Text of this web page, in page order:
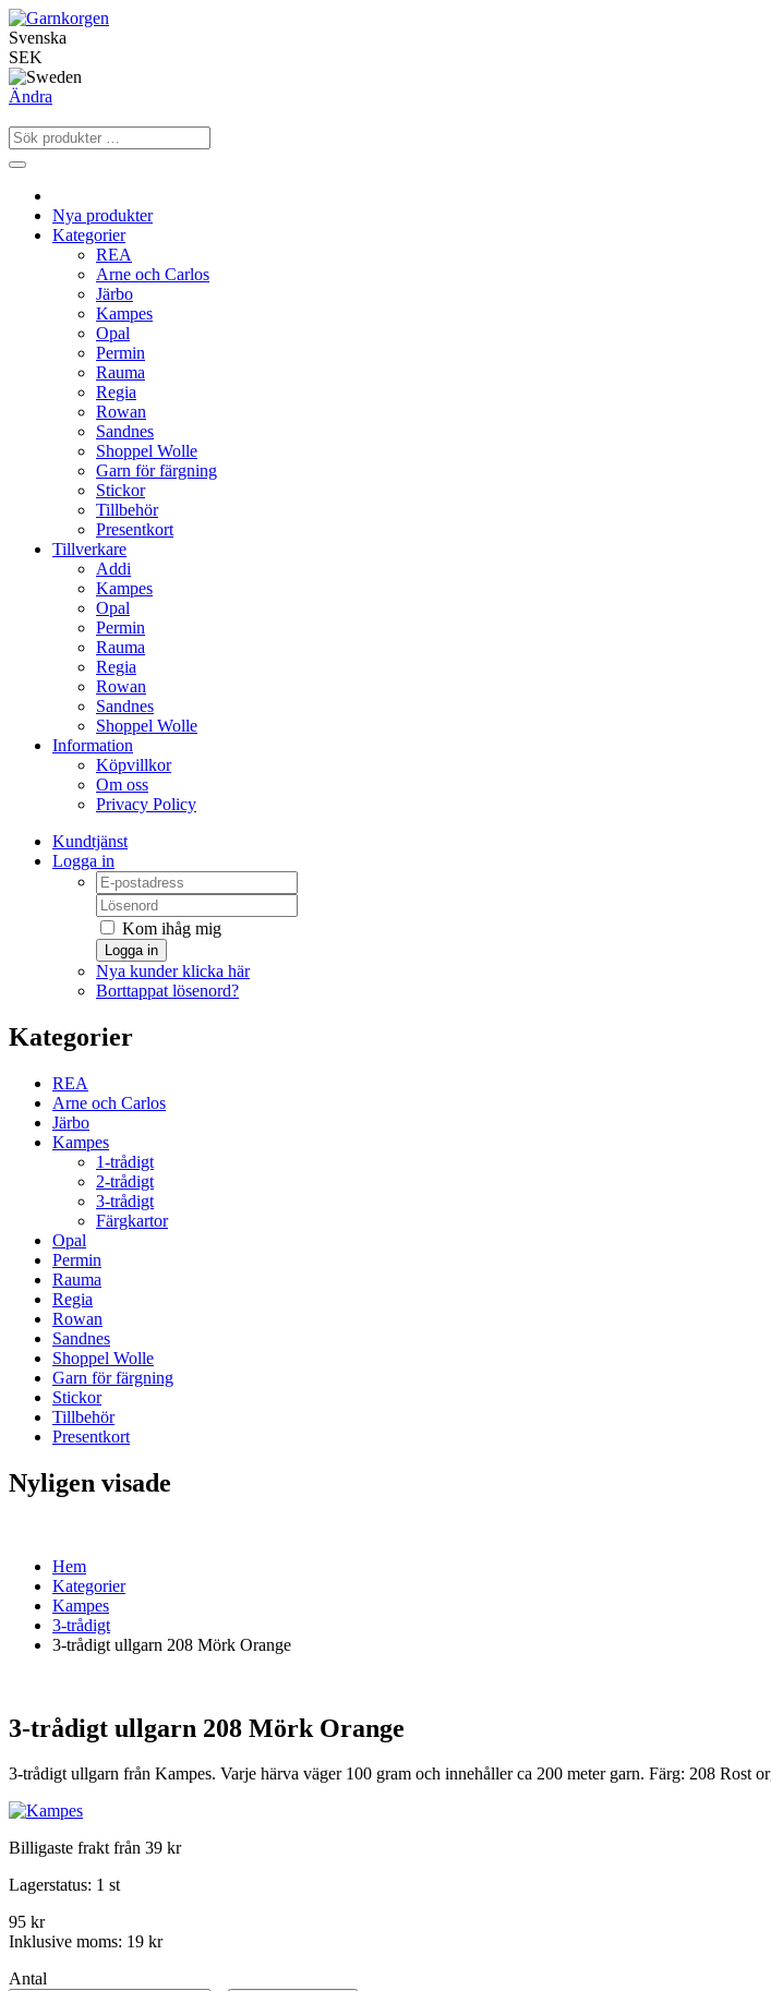
Svenska
SEK
Ändra
Nya produkter
Kategorier
REA
Arne och Carlos
Järbo
Kampes
Opal
Permin
Rauma
Regia
Rowan
Sandnes
Shoppel Wolle
Garn för färgning
Stickor
Tillbehör
Presentkort
Tillverkare
Addi
Kampes
Opal
Permin
Rauma
Regia
Rowan
Sandnes
Shoppel Wolle
Information
Köpvillkor
Om oss
Privacy Policy
Kundtjänst
Logga in
Kom ihåg mig
Logga in
Nya kunder klicka här
Borttappat lösenord?
Kategorier
REA
Arne och Carlos
Järbo
Kampes
1-trådigt
2-trådigt
3-trådigt
Färgkartor
Opal
Permin
Rauma
Regia
Rowan
Sandnes
Shoppel Wolle
Garn för färgning
Stickor
Tillbehör
Presentkort
Nyligen visade
Hem
Kategorier
Kampes
3-trådigt
3-trådigt ullgarn 208 Mörk Orange
3-trådigt ullgarn 208 Mörk Orange
3-trådigt ullgarn från Kampes. Varje härva väger 100 gram och innehåller ca 200 meter garn. Färg: 208
Billigaste frakt från 39 kr
Lagerstatus: 1 st
95 kr
Inklusive moms: 19 kr
Antal